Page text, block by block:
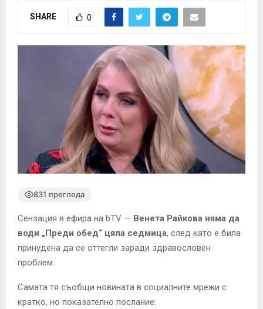
SHARE 0
831 прегледа
Сензация в ефира на bTV — Венета Райкова няма да
води „Преди обед“ цяла седмица, след като е била
принудена да се оттегли заради здравословен
проблем.
Самата тя съобщи новината в социалните мрежи с
кратко, но показателно послание: